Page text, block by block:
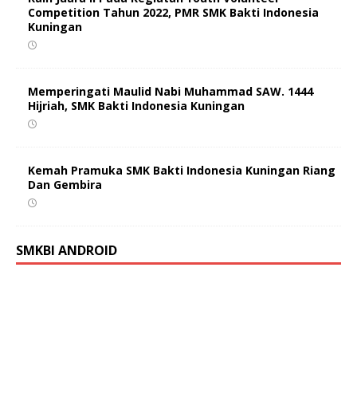
Competition Tahun 2022, PMR SMK Bakti Indonesia
Kuningan
Memperingati Maulid Nabi Muhammad SAW. 1444
Hijriah, SMK Bakti Indonesia Kuningan
Kemah Pramuka SMK Bakti Indonesia Kuningan Riang
Dan Gembira
SMKBI ANDROID